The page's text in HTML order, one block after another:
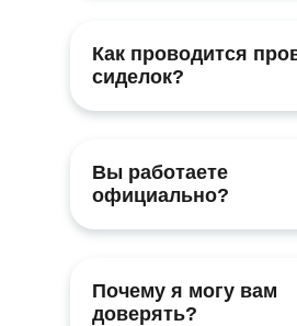
Как проводится
сиделок?
Вы работаете
официально?
Почему я могу вам
доверять?